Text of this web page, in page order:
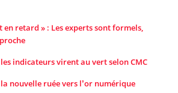
en retard » : Les experts sont formels,
indicateurs virent au vert selon CMC
nouvelle ruée vers l’or numérique